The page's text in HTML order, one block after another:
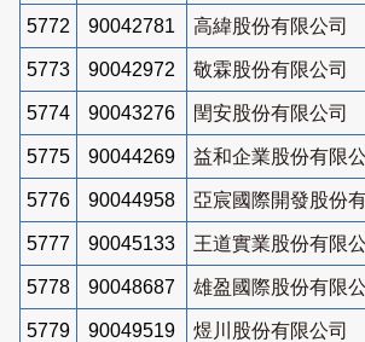
5772 90042781 高緯股份有限公司
5773 90042972 敬霖股份有限公司
5774 90043276 閏安股份有限公司
5775 90044269 益和企業股份有限
5776 90044958 亞宸國際開發股份
5777 90045133 王道實業股份有限
5778 90048687 雄盈國際股份有限
5779 90049519 煜川股份有限公司